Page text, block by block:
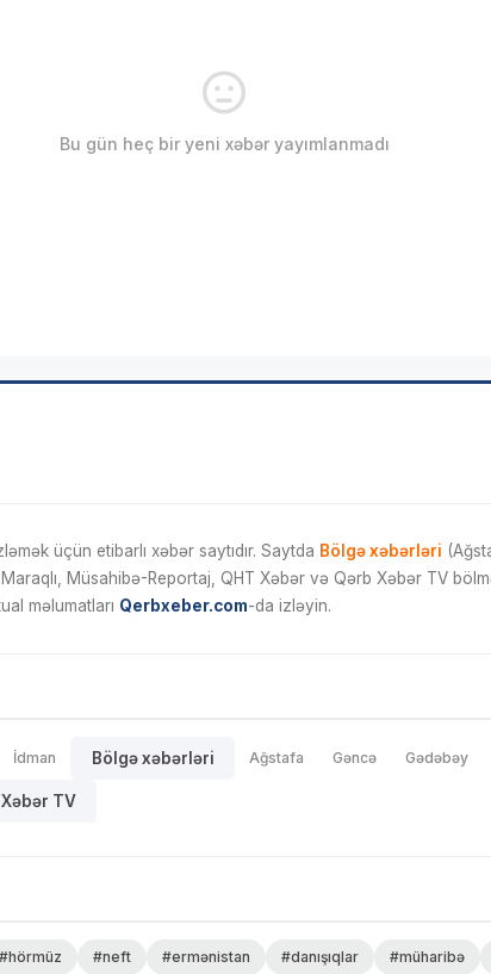
Bu gün heç bir yeni xəbər yayımlanmadı
üçün etibarlı xəbər saytıdır. Saytda Bölgə xəbərləri
Müsahibə-Reportaj, QHT Xəbər və Qərb Xəbər TV
məlumatları Qerbxeber.com-da izləyin.
İdman Bölgə xəbərləri Ağstafa Gəncə Gədəbəy
TV
#hörmüz #neft #ermənistan #danışıqlar #müharibə